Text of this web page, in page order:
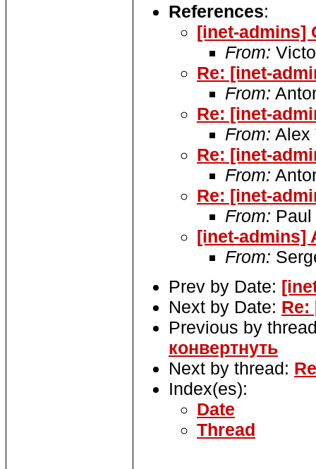
References:
[inet-admins]
From:
Re: [inet-
From:
Re: [inet-
From: Alex
Re: [inet-
From:
Re: [inet-
From:
[inet-admins]
From:
Prev by Date:
Next by Date: Re:
Previous by
конвертнуть
Next by thread:
Index(es):
Date
Thread